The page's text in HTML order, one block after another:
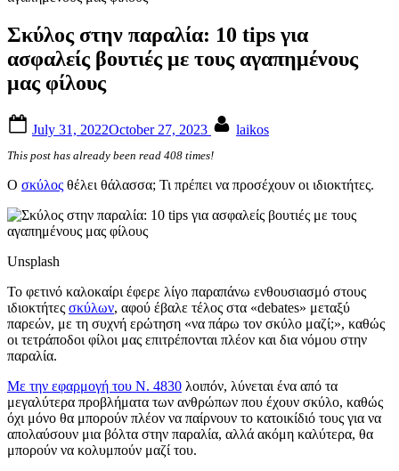
Σκύλος στην παραλία: 10 tips για
ασφαλείς βουτιές με τους αγαπημένους
μας φίλους
on
July 31, 2022October 27, 2023 laikos
This post has already been read 408 times!
Ο σκύλος θέλει θάλασσα; Τι πρέπει να προσέχουν οι ιδιοκτήτες.
Unsplash
Το φετινό καλοκαίρι έφερε λίγο παραπάνω ενθουσιασμό στους
ιδιοκτήτες σκύλων, αφού έβαλε τέλος στα «debates» μεταξύ
παρεών, με τη συχνή ερώτηση «να πάρω τον σκύλο μαζί;», καθώς
οι τετράποδοι φίλοι μας επιτρέπονται πλέον και δια νόμου στην
παραλία.
Με την εφαρμογή του Ν. 4830 λοιπόν, λύνεται ένα από τα
μεγαλύτερα προβλήματα των ανθρώπων που έχουν σκύλο, καθώς
όχι μόνο θα μπορούν πλέον να παίρνουν το κατοικίδιό τους για να
απολαύσουν μια βόλτα στην παραλία, αλλά ακόμη καλύτερα, θα
μπορούν να κολυμπούν μαζί του.